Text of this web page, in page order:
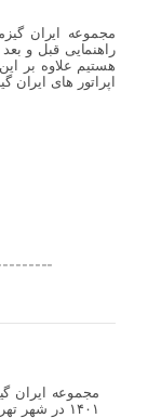
راهنمایی قبل و
هستیم علاوه بر
اپراتور های ایران
مجموعه ایران
۱۴۰۱ در